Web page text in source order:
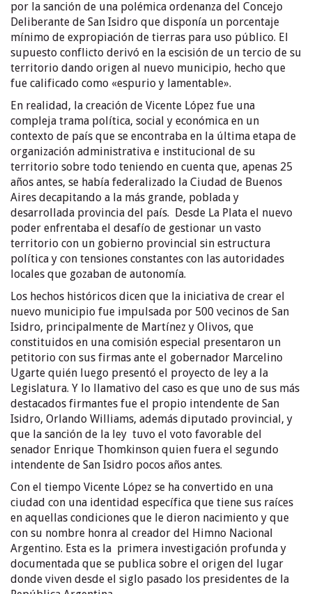
por la sanción de una polémica ordenanza del Concejo
Deliberante de San Isidro que disponía un porcentaje
mínimo de expropiación de tierras para uso público. El
supuesto conflicto derivó en la escisión de un tercio de su
territorio dando origen al nuevo municipio, hecho que
fue calificado como «espurio y lamentable».
En realidad, la creación de Vicente López fue una
compleja trama política, social y económica en un
contexto de país que se encontraba en la última etapa de
organización administrativa e institucional de su
territorio sobre todo teniendo en cuenta que, apenas 25
años antes, se había federalizado la Ciudad de Buenos
Aires decapitando a la más grande, poblada y
desarrollada provincia del país. Desde La Plata el nuevo
poder enfrentaba el desafío de gestionar un vasto
territorio con un gobierno provincial sin estructura
política y con tensiones constantes con las autoridades
locales que gozaban de autonomía.
Los hechos históricos dicen que la iniciativa de crear el
nuevo municipio fue impulsada por 500 vecinos de San
Isidro, principalmente de Martínez y Olivos, que
constituidos en una comisión especial presentaron un
petitorio con sus firmas ante el gobernador Marcelino
Ugarte quién luego presentó el proyecto de ley a la
Legislatura. Y lo llamativo del caso es que uno de sus más
destacados firmantes fue el propio intendente de San
Isidro, Orlando Williams, además diputado provincial, y
que la sanción de la ley tuvo el voto favorable del
senador Enrique Thomkinson quien fuera el segundo
intendente de San Isidro pocos años antes.
Con el tiempo Vicente López se ha convertido en una
ciudad con una identidad específica que tiene sus raíces
en aquellas condiciones que le dieron nacimiento y que
con su nombre honra al creador del Himno Nacional
Argentino. Esta es la primera investigación profunda y
documentada que se publica sobre el origen del lugar
donde viven desde el siglo pasado los presidentes de la